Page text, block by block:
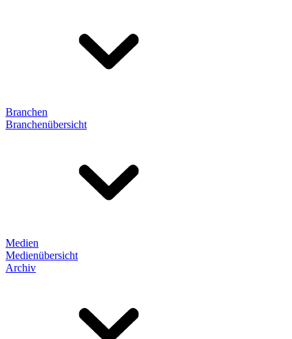
Branchen
Branchenübersicht
Medien
Medienübersicht
Archiv